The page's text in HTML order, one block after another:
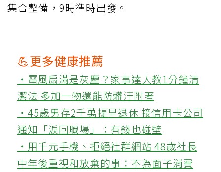
集合整備，9時準時出發。
💪更多健康推薦
‧電風扇滿是灰塵？家事達人教1分鐘清
潔法 多加一物還能防髒汙附著
‧45歲男存2千萬提早退休 接信用卡公司
通知「淚回職場」：有錢也碰壁
‧用千元手機、拒絕社群網站 48歲社長
中年後重視和放棄的事：不為面子消費